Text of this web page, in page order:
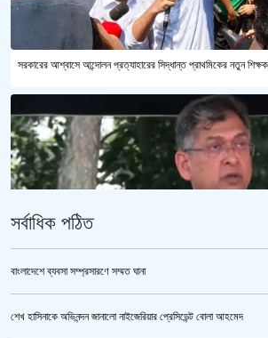
সরকারের আশ্বাসে আন্দোলন প্রত্যাহারের সিদ্ধান্ত প্রাথমিকের নতুন
পুলিশ কোনো বিশেষ দলের বা গোষ্ঠীর লাঠিয়াল বাহিনী নয় : স্বরাষ্ট্রমন্ত্রী
সর্বাধিক পঠিত
বাংলাদেশে ব্যবসা সম্প্রসারণে সম্মত ঘানা
শেখ হাসিনাকে অভিনন্দন জানালো নাইজেরিয়ার প্রেসিডেন্ট বোলা আহমেদ